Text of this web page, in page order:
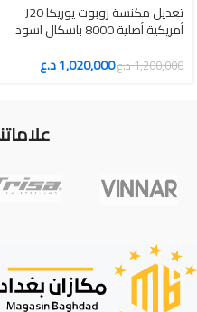
تعديل مكنسة روبوت يوريكا J20
أمريكية أصلية 8000 باسكال اسود
1,200,000د.ع1,020,000د.ع